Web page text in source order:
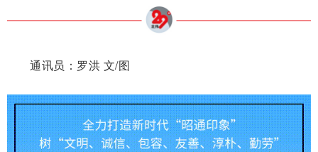
通讯员：罗洪 文/图